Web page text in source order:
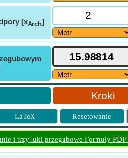
[xArch]
Kroki
LaTeX Resetowanie
i trzy łuki przegubowe Formuły PDF